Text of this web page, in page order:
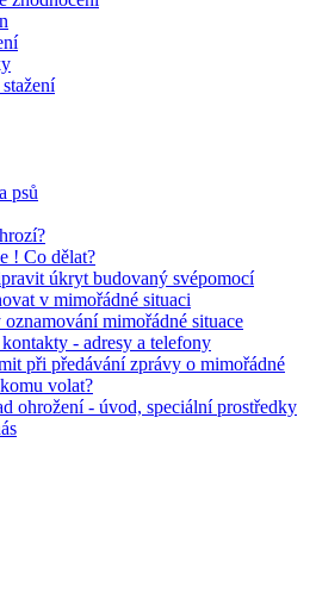
psů
! Co dělat?
úkryt budovaný svépomocí
v mimořádné situaci
oznamování mimořádné situace
- adresy a telefony
při předávání zprávy o mimořádné
volat?
ohrožení - úvod, speciální prostředky